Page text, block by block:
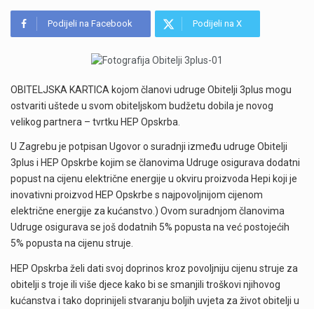
Podijeli na Facebook Podijeli na X
OBITELJSKA KARTICA kojom članovi udruge Obitelji 3plus mogu
ostvariti uštede u svom obiteljskom budžetu dobila je novog
velikog partnera – tvrtku HEP Opskrba.
U Zagrebu je potpisan Ugovor o suradnji između udruge Obitelji
3plus i HEP Opskrbe kojim se članovima Udruge osigurava dodatni
popust na cijenu električne energije u okviru proizvoda Hepi koji je
inovativni proizvod HEP Opskrbe s najpovoljnijom cijenom
električne energije za kućanstvo.) Ovom suradnjom članovima
Udruge osigurava se još dodatnih 5% popusta na već postojećih
5% popusta na cijenu struje.
HEP Opskrba želi dati svoj doprinos kroz povoljniju cijenu struje za
obitelji s troje ili više djece kako bi se smanjili troškovi njihovog
kućanstva i tako doprinijeli stvaranju boljih uvjeta za život obitelji u